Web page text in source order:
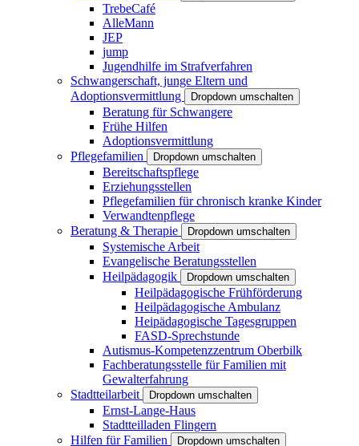
TrebeCafé
AlleMann
JEP
jump
Jugendhilfe im Strafverfahren
Schwangerschaft, junge Eltern und
Adoptionsvermittlung
Dropdown umschalten
Beratung für Schwangere
Frühe Hilfen
Adoptionsvermittlung
Pflegefamilien
Dropdown umschalten
Bereitschaftspflege
Erziehungsstellen
Pflegefamilien für chronisch kranke Kinder
Verwandtenpflege
Beratung & Therapie
Dropdown umschalten
Systemische Arbeit
Evangelische Beratungsstellen
Heilpädagogik
Dropdown umschalten
Heilpädagogische Frühförderung
Heilpädagogische Ambulanz
Heipädagogische Tagesgruppen
FASD-Sprechstunde
Autismus-Kompetenzzentrum Oberbilk
Fachberatungsstelle für Familien mit
Gewalterfahrung
Stadtteilarbeit
Dropdown umschalten
Ernst-Lange-Haus
Stadtteilladen Flingern
Hilfen für Familien
Dropdown umschalten